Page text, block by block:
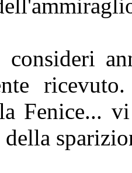
consideri
Fenice...